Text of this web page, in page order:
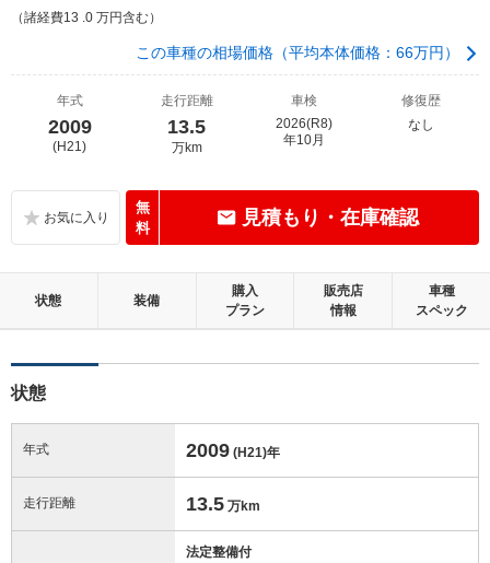
（諸経費13 .0 万円含む）
この車種の相場価格（平均本体価格：66万円）
年式
2009
(H21)
走行距離
13.5
万km
車検
2026(R8)
年10月
修復歴
なし
無
料
見積もり・在庫確認
状態 装備
購入
プラン
販売店
情報
車種
スペック
状態
年式 2009 (H21)年
走行距離 13.5 万km
法定整備付